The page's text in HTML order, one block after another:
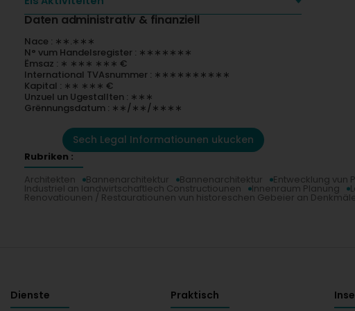
Daten administrativ & finanziell
Nace : ∗∗.∗∗∗
N° vum Handelsregister : ∗∗∗∗∗∗∗
Ëmsaz : ∗ ∗∗∗ ∗∗∗ €
International TVAsnummer : ∗∗∗∗∗∗∗∗∗∗
Kapital : ∗∗ ∗∗∗ €
Unzuel un Ugestallten : ∗∗∗
Grënnungsdatum : ∗∗/∗∗/∗∗∗∗
Sech Legal Informatiounen ukucken
Rubriken :
Architekten
Bannenarchitektur Bannenarchitektur Entwecklung vun
Industriel an landwirtschaftlech Constructiounen Innenraum Planung
Renovatiounen / Restauratiounen vun historeschen Gebeier an
Dienste Praktisch